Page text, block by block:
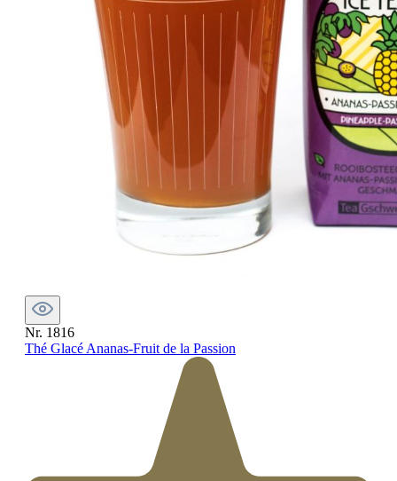
Nr. 1816
Thé Glacé Ananas-Fruit de la Passion